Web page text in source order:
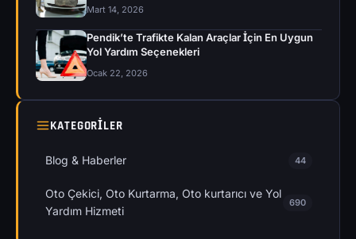
Mart 14, 2026
Pendik’te Trafikte Kalan Araçlar İçin En Uygun
Yol Yardım Seçenekleri
Ocak 22, 2026
KATEGORILER
Blog & Haberler 44
Oto Çekici, Oto Kurtarma, Oto kurtarıcı ve Yol
Yardım Hizmeti
690